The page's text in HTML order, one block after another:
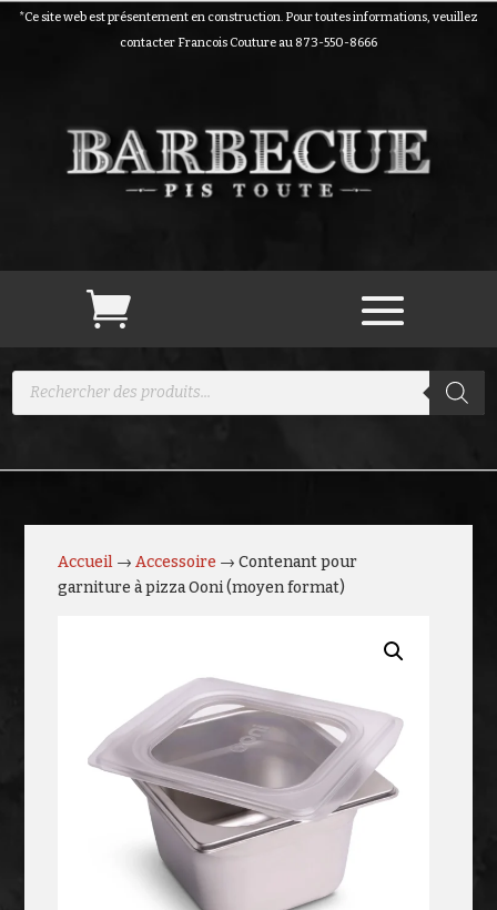
*Ce site web est présentement en construction. Pour toutes informations, veuillez
contacter Francois Couture au 873-550-8666
Recherche
Accueil →Accessoire → Contenant pour
garniture à pizza Ooni (moyen format)